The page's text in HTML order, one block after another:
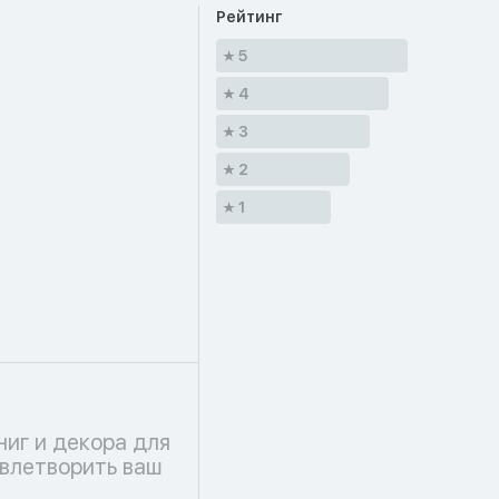
Рейтинг
5
4
3
2
1